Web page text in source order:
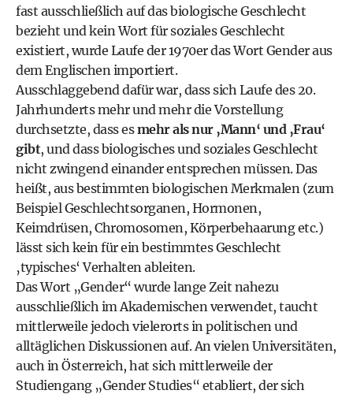
fast ausschließlich auf das biologische Geschlecht
bezieht und kein Wort für soziales Geschlecht
existiert, wurde Laufe der 1970er das Wort Gender aus
dem Englischen importiert.
Ausschlaggebend dafür war, dass sich Laufe des 20.
Jahrhunderts mehr und mehr die Vorstellung
durchsetzte, dass esmehr als nur ‚Mann‘ und ‚Frau‘
gibt, und dass biologisches und soziales Geschlecht
nicht zwingend einander entsprechen müssen. Das
heißt, aus bestimmten biologischen Merkmalen (zum
Beispiel Geschlechtsorganen, Hormonen,
Keimdrüsen, Chromosomen, Körperbehaarung etc.)
lässt sich kein für ein bestimmtes Geschlecht
‚typisches‘ Verhalten ableiten.
Das Wort „Gender“ wurde lange Zeit nahezu
ausschließlich im Akademischen verwendet, taucht
mittlerweile jedoch vielerorts in politischen und
alltäglichen Diskussionen auf. An vielen Universitäten,
auch in Österreich, hat sich mittlerweile der
Studiengang „Gender Studies“ etabliert, der sich